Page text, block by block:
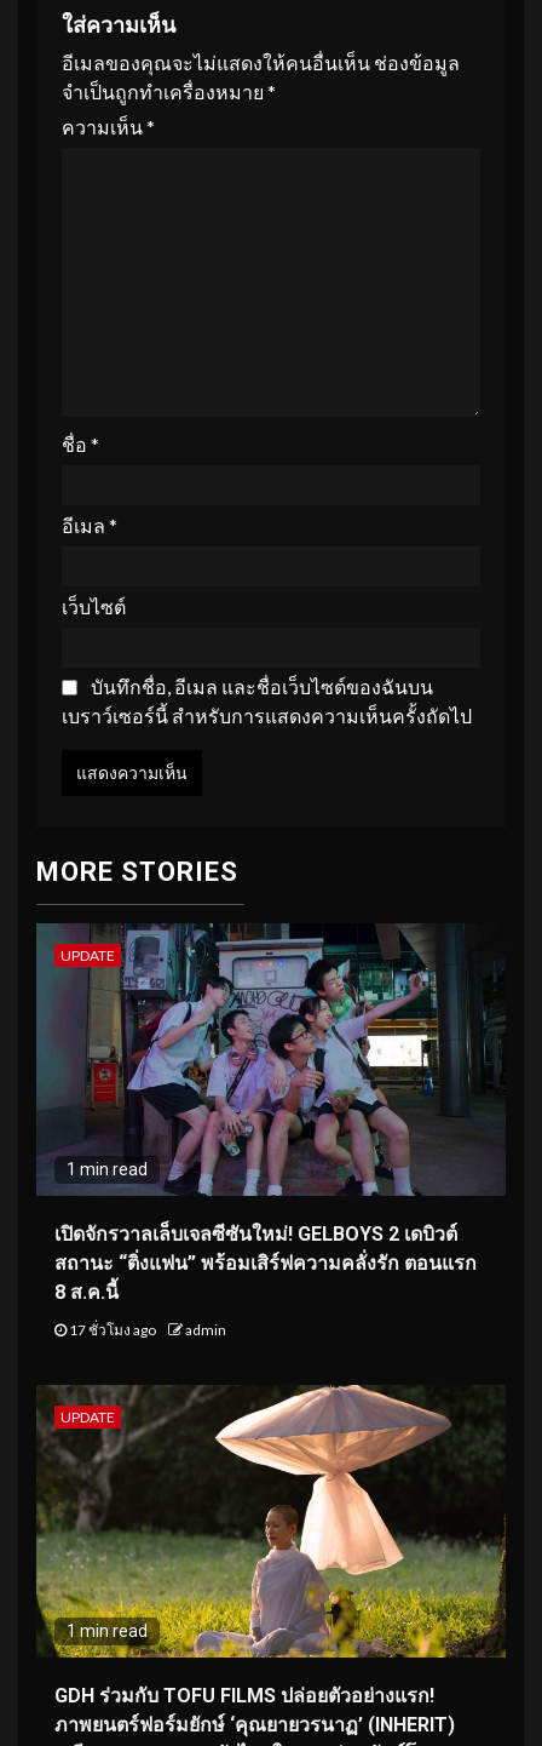
ใส่ความเห็น
อีเมลของคุณจะไม่แสดงให้คนอื่นเห็น ช่องข้อมูล
จำเป็นถูกทำเครื่องหมาย *
ความเห็น*
ชื่อ *
อีเมล *
เว็บไซต์
บันทึกชื่อ, อีเมล และชื่อเว็บไซต์ของฉันบน
เบราว์เซอร์นี้ สำหรับการแสดงความเห็นครั้งถัดไป
MORE STORIES
UPDATE
1 min read
เปิดจักรวาลเล็บเจลซีซันใหม่! GELBOYS 2 เดบิวต์
สถานะ “ติ่งแฟน” พร้อมเสิร์ฟความคลั่งรัก ตอนแรก
8 ส.ค.นี้
17 ชั่วโมง ago admin
UPDATE
1 min read
GDH ร่วมกับ TOFU FILMS ปล่อยตัวอย่างแรก!
ภาพยนตร์ฟอร์มยักษ์ ‘คุณยายวรนาฏ’ (INHERIT)